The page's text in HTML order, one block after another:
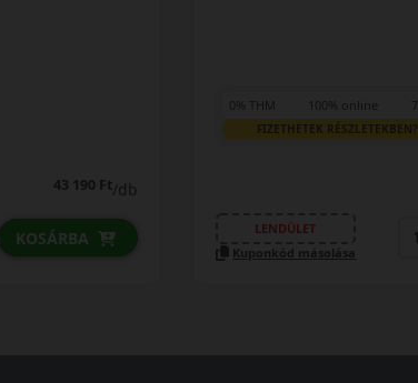
43 190 Ft/db
KOSÁRBA
0% THM 100% online
FIZETHETEK RÉSZLETEKBEN?
LENDÜLET
Kuponkód másolása